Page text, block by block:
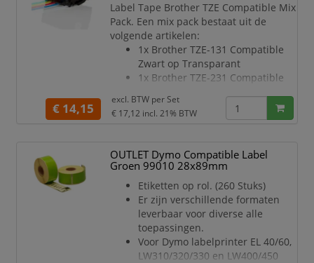
Perforatie Met perforatie
Label Tape Brother TZE Compatible Mix
Pack. Een mix pack bestaat uit de
volgende artikelen:
1x Brother TZE-131 Compatible
Zwart op Transparant
1x Brother TZE-231 Compatible
1x Brother TZE-431 Compatible
Zwart op Rood
Zwart op Blauw
1x Brother TZE-631 Compatible
1x Brother TZE-731 Compatible
Zwart op Groen
€ 14,15
excl. BTW per Set
€ 17,12 incl. 21% BTW
OUTLET Dymo Compatible Label
Groen 99010 28x89mm
Etiketten op rol. (260 Stuks)
Er zijn verschillende formaten
leverbaar voor diverse alle
toepassingen.
Voor Dymo labelprinter EL 40/60,
LW310/320/330 en LW400/450